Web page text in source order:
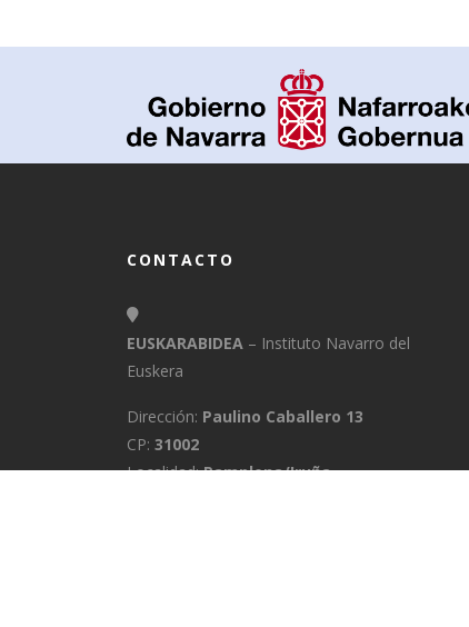
CONTACTO
EUSKARABIDEA – Instituto Navarro del
Euskera
Dirección: Paulino Caballero 13
CP: 31002
Localidad:Pamplona/Iruña